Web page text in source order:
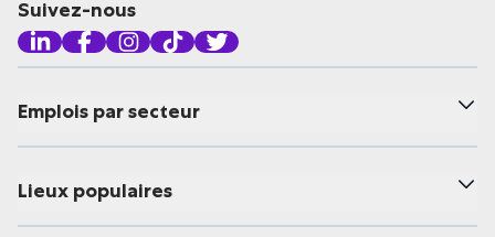
Suivez-nous
Emplois par secteur
Lieux populaires